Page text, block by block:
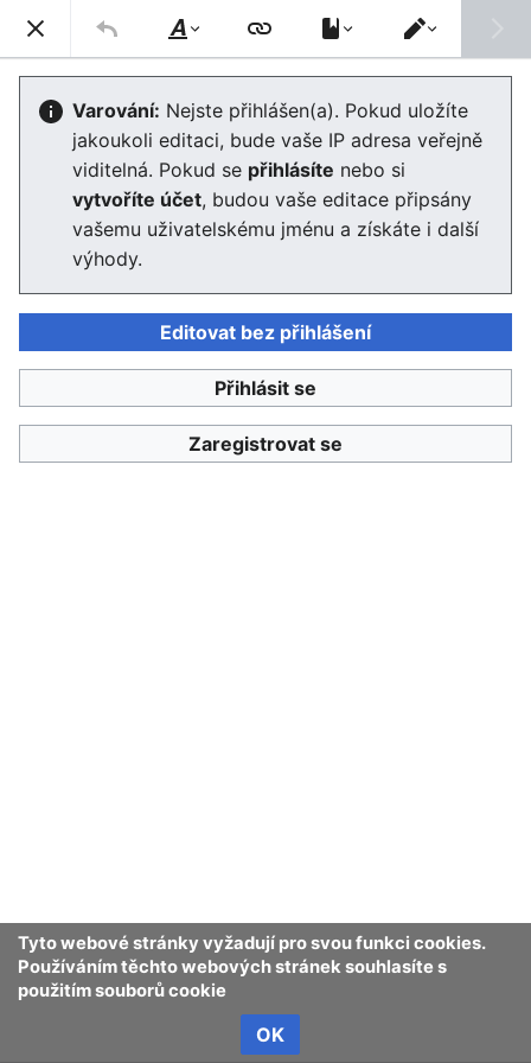
Enviwiki
Úmluva o dálkovém znečišťování
ovzduší přesahujícím hranice států
Editor se nyní načte. Pokud tuto zprávu stále vidíte po
několika sekundách, prosím obnovte stránku .
Tyto webové stránky vyžadují pro svou funkci cookies.
Používáním těchto webových stránek souhlasíte s
použitím souborů cookie
OK
Enviwiki
Ochrana osobních údajů Klasické
Styl
textu
Přepnout
editor
Varování: Nejste přihlášen(a). Pokud uložíte
jakoukoli editaci, bude vaše IP adresa veřejně
viditelná. Pokud se přihlásíte nebo si
vytvoříte účet, budou vaše editace připsány
vašemu uživatelskému jménu a získáte i další
výhody.
Editovat bez přihlášení
Přihlásit se
Zaregistrovat se